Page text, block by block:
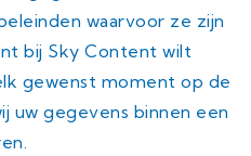
waarvoor ze zijn
bij Sky Content wilt
gewenst moment op de
uw gegevens binnen een